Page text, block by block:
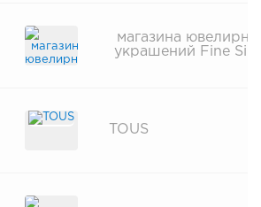
магазина
украшений Fine
TOUS